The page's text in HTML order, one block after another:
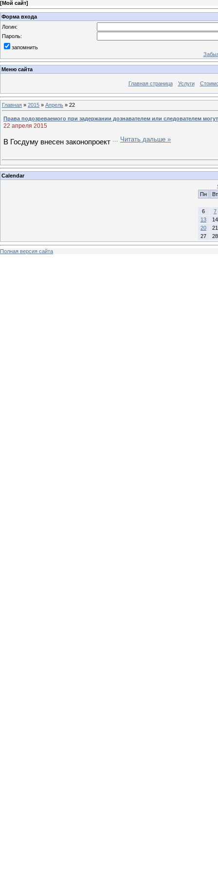
[Мой сайт]
Форма входа
Логин:
Пароль:
запомнить
Меню сайта
Главная страница Услуги
Главная » 2015 » Апрель » 22
Права подозреваемого при задержании дознавателем или следователем
22 апреля 2015
В Госдуму внесен законопроект Читать дальше »
Calendar
Пн
Вт
6
7
13
14
20
21
27
28
Полная версия сайта